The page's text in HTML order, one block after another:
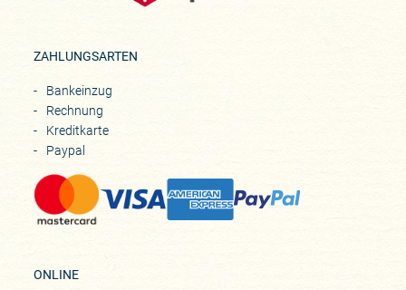
ZAHLUNGSARTEN
Bankeinzug
Rechnung
Kreditkarte
Paypal
ONLINE